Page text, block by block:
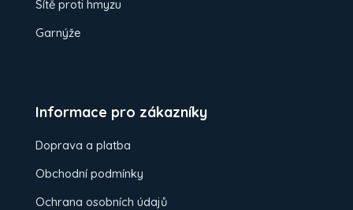
Sítě proti hmyzu
Garnýže
Informace pro zákazníky
Doprava a platba
Obchodní podmínky
Ochrana osobních údajů